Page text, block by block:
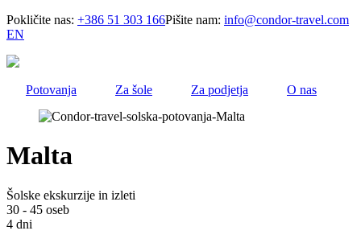
Skip
to
content
Pokličite nas: +386 51 303 166Pišite nam: info@condor-travel.com
EN
Potovanja Za šole Za podjetja O nas
Malta
Šolske ekskurzije in izleti
30 - 45 oseb
4 dni